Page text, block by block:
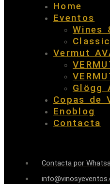
Home
Eventos
Wines
Vermut
Glögg
Copas de
Enoblog
Contacta
Contacta por